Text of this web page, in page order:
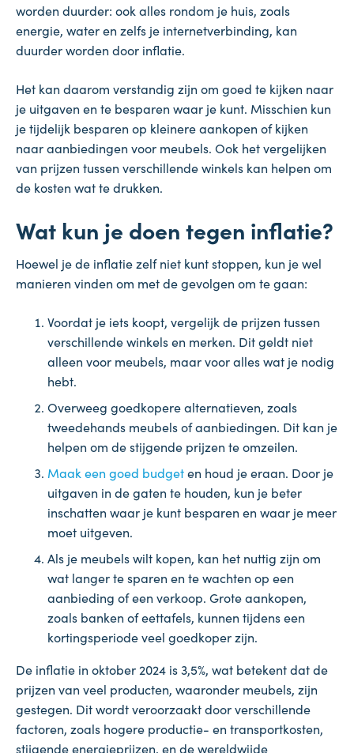
worden duurder: ook alles rondom je huis, zoals
energie, water en zelfs je internetverbinding, kan
duurder worden door inflatie.
Het kan daarom verstandig zijn om goed te kijken naar
je uitgaven en te besparen waar je kunt. Misschien kun
je tijdelijk besparen op kleinere aankopen of kijken
naar aanbiedingen voor meubels. Ook het vergelijken
van prijzen tussen verschillende winkels kan helpen om
de kosten wat te drukken.
Wat kun je doen tegen inflatie?
Hoewel je de inflatie zelf niet kunt stoppen, kun je wel
manieren vinden om met de gevolgen om te gaan:
Voordat je iets koopt, vergelijk de prijzen tussen
verschillende winkels en merken. Dit geldt niet
alleen voor meubels, maar voor alles wat je nodig
hebt.
Overweeg goedkopere alternatieven, zoals
tweedehands meubels of aanbiedingen. Dit kan je
helpen om de stijgende prijzen te omzeilen.
Maak een goed budgeten houd je eraan. Door je
uitgaven in de gaten te houden, kun je beter
inschatten waar je kunt besparen en waar je meer
moet uitgeven.
Als je meubels wilt kopen, kan het nuttig zijn om
wat langer te sparen en te wachten op een
aanbieding of een verkoop. Grote aankopen,
zoals banken of eettafels, kunnen tijdens een
kortingsperiode veel goedkoper zijn.
De inflatie in oktober 2024 is 3,5%, wat betekent dat de
prijzen van veel producten, waaronder meubels, zijn
gestegen. Dit wordt veroorzaakt door verschillende
factoren, zoals hogere productie- en transportkosten,
stijgende energieprijzen, en de wereldwijde